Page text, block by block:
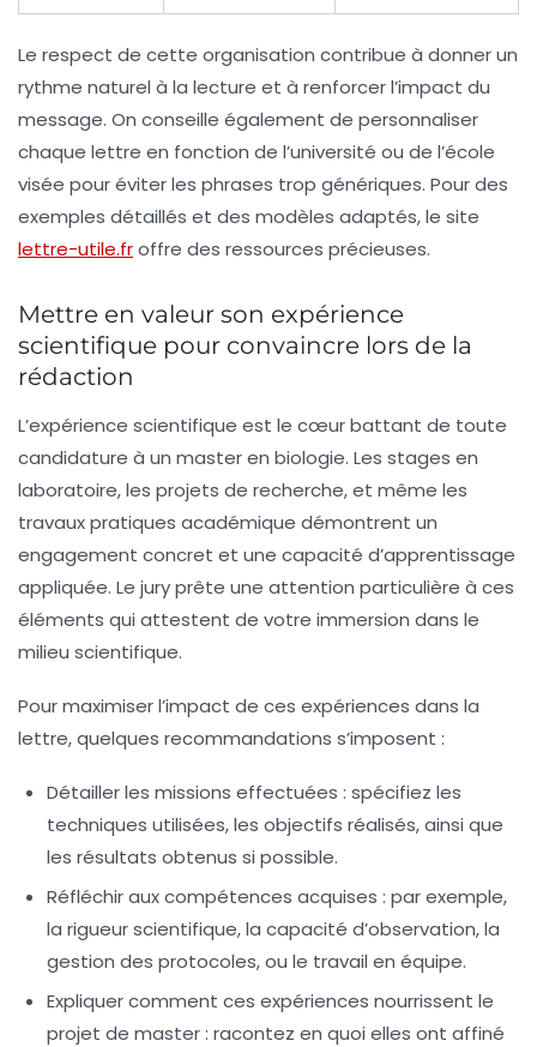
Le respect de cette organisation contribue à donner un
rythme naturel à la lecture et à renforcer l’impact du
message. On conseille également de personnaliser
chaque lettre en fonction de l’université ou de l’école
visée pour éviter les phrases trop génériques. Pour des
exemples détaillés et des modèles adaptés, le site
lettre-utile.froffre des ressources précieuses.
Mettre en valeur son expérience
scientifique pour convaincre lors de la
rédaction
L’expérience scientifique est le cœur battant de toute
candidature à un master en biologie. Les stages en
laboratoire, les projets de recherche, et même les
travaux pratiques académique démontrent un
engagement concret et une capacité d’apprentissage
appliquée. Le jury prête une attention particulière à ces
éléments qui attestent de votre immersion dans le
milieu scientifique.
Pour maximiser l’impact de ces expériences dans la
lettre, quelques recommandations s’imposent :
Détailler les missions effectuées : spécifiez les
techniques utilisées, les objectifs réalisés, ainsi que
les résultats obtenus si possible.
Réfléchir aux compétences acquises : par exemple,
la rigueur scientifique, la capacité d’observation, la
gestion des protocoles, ou le travail en équipe.
Expliquer comment ces expériences nourrissent le
projet de master: racontez en quoi elles ont affiné